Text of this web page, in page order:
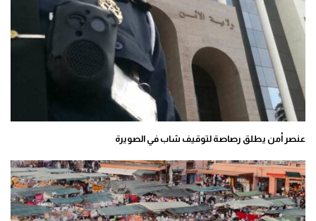
عنصر أمن يطلق رصاصة لتوقيف شاب في الصويرة